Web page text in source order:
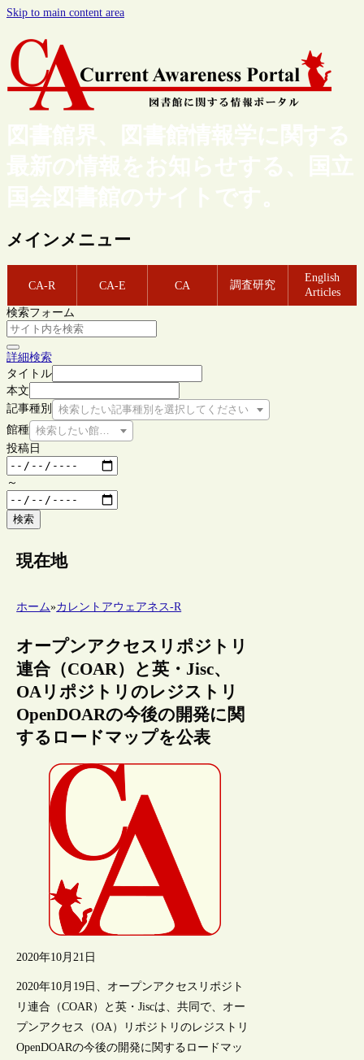
Skip to main content area
図書館界、図書館情報学に関する
最新の情報をお知らせする、国立
国会図書館のサイトです。
メインメニュー
CA-R CA-E CA 調査研究
English
Articles
検索フォーム
詳細検索
タイトル
本文
記事種別
検索したい記事種別を選択してください
館種 検索したい館種を選択してください
投稿日
～
検索
現在地
ホーム»カレントアウェアネス-R
オープンアクセスリポジトリ
連合（COAR）と英・Jisc、
OAリポジトリのレジストリ
OpenDOARの今後の開発に関
するロードマップを公表
2020年10月21日
2020年10月19日、オープンアクセスリポジト
リ連合（COAR）と英・Jiscは、共同で、オー
プンアクセス（OA）リポジトリのレジストリ
OpenDOARの今後の開発に関するロードマッ